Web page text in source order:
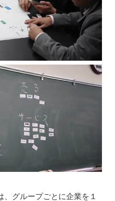
グループごとに企業を１